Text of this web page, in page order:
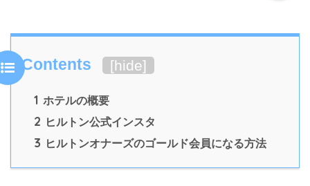
Contents [hide]
1 ホテルの概要
2 ヒルトン公式インスタ
3 ヒルトンオナーズのゴールド会員になる方法